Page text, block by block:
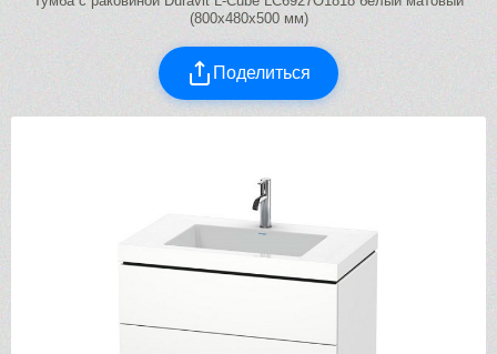
(800х480х500 мм)
Поделиться